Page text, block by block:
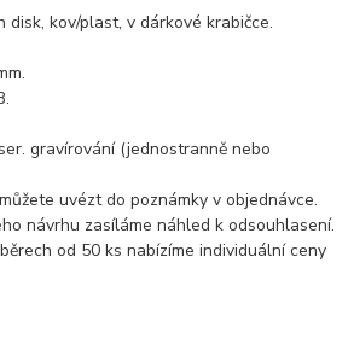
disk, kov/plast, v dárkové krabičce.
gravírování (jednostranně nebo
uvézt do poznámky v objednávce.
návrhu zasíláme náhled k odsouhlasení.
od 50 ks nabízíme individuální ceny